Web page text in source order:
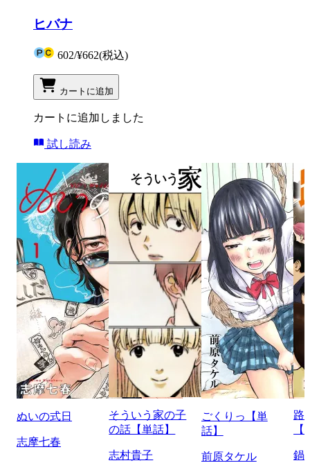
ヒバナ
602/¥662(税込)
カートに追加
カートに追加しました
試し読み
ぬいの式日
志摩七春
そういう家の子
の話【単話】
志村貴子
ごくりっ【単
話】
前原タケル
路
鍋